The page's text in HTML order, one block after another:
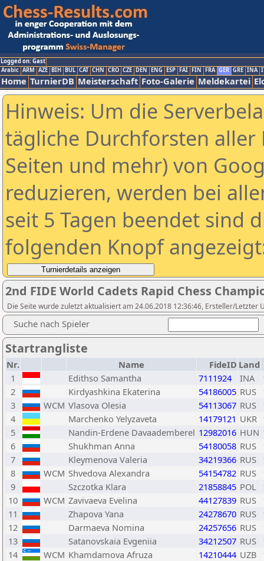
Logged on: Gast
Arabic ARM AZE BIH BUL CAT CHN CRO CZE DEN ENG ESP FAI FIN FRA GER GRE INA
Home TurnierDB Meisterschaft Foto-Galerie Meldekartei
Hinweis: Um die
tägliche Durchforsten aller
Seiten und mehr) von
reduzieren, werden bei
seit 5 Tagen beendet sind
folgenden Knopf
2nd FIDE World Cadets Rapid Chess
Die Seite wurde zuletzt aktualisiert am 24.06.2018 12:36:46, Ersteller/Letzter
Suche nach Spieler
Startrangliste
Nr. Name FideID Land
1
Edithso Samantha 7111924 INA
2
Kirdyashkina Ekaterina 54186005 RUS
3
WCM Vlasova Olesia 54113067 RUS
4
Marchenko Yelyzaveta 14179121 UKR
5
Nandin-Erdene Davaademberel 12982016 HUN
6
Shukhman Anna 54180058 RUS
7
Kleymenova Valeria 34219366 RUS
8
WCM Shvedova Alexandra 54154782 RUS
9
Szczotka Klara 21858845 POL
10
WCM Zavivaeva Evelina 44127839 RUS
11
Zhapova Yana 24278670 RUS
12
Darmaeva Nomina 24257656 RUS
13
Satanovskaia Evgeniia 34212507 RUS
14
WCM Khamdamova Afruza 14210444 UZB